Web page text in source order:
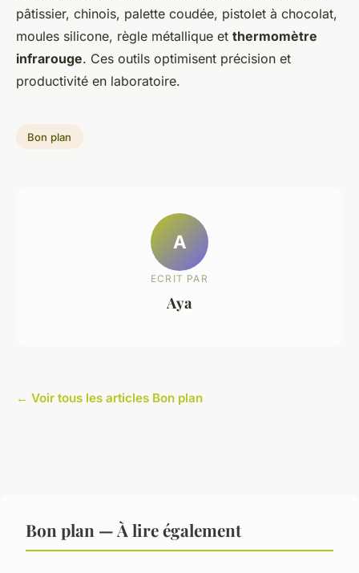
pâtissier, chinois, palette coudée, pistolet à chocolat,
moules silicone, règle métallique et thermomètre
infrarouge. Ces outils optimisent précision et
productivité en laboratoire.
Bon plan
A
ECRIT PAR
Aya
← Voir tous les articles Bon plan
Bon plan — À lire également